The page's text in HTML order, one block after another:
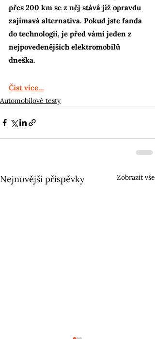
přes 200 km se z něj stává jíž opravdu
zajímavá alternativa. Pokud jste fanda
do technologií, je před vámi jeden z
nejpovedenějších elektromobilů
dneška.
Číst více...
Automobilové testy
Nejnovější příspěvky Zobrazit vše